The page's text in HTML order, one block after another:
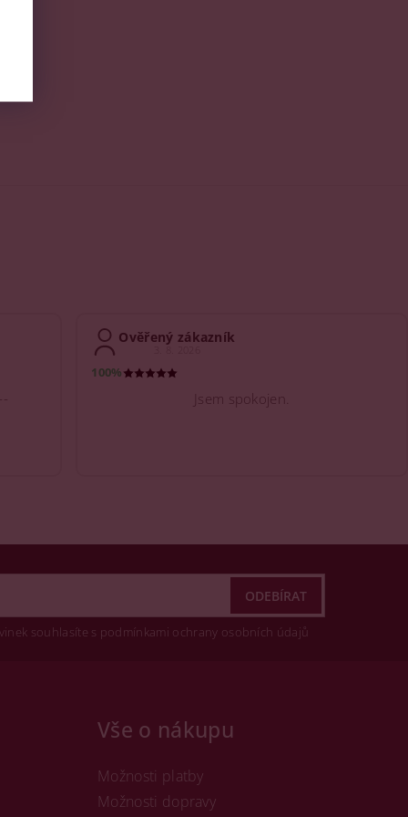
Ověřený zákazník
3. 8. 2026
100%
Jsem spokojen.
souhlasíte s podmínkami ochrany osobních údajů
Vše o nákupu
Možnosti platby
Možnosti dopravy